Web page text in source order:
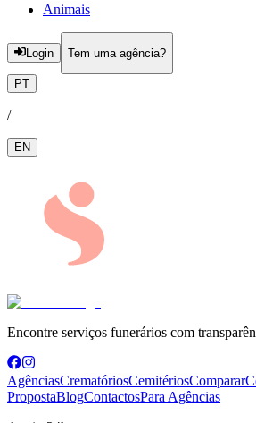
Animais
Login Tem uma agência?
PT
/
EN
Encontre serviços funerários com
AgênciasCrematóriosCemitériosComparar
PropostaBlogContactosPara Agências